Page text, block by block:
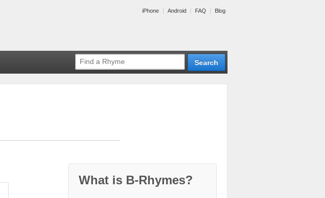
iPhone Android FAQ Blog
What is B-Rhymes?